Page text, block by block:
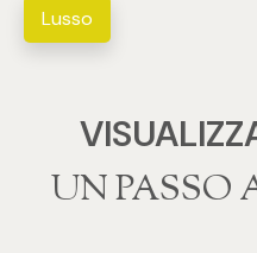
Lusso
‍‍UN PASSO
5+
Altre